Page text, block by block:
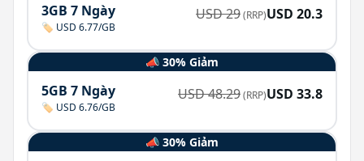
3GB 7 Ngày
🏷️ USD 6.77/GB
USD29(RRP)USD 20.3
📣 30% Giảm
5GB 7 Ngày
🏷️ USD 6.76/GB
USD48.29(RRP)USD 33.8
📣 30% Giảm